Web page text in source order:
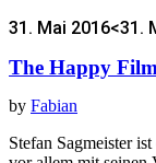
31. Mai 2016<31.
The Happy
by Fabian
Stefan Sagmeister